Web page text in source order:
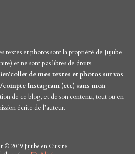
textes et photos sont la propriété de Jujube
etne sont pas libres de droits.
coller de mes textes et photos sur vos
Instagram (etc) sans mon
de ce blog, et de son contenu, tout ou en
écrite de l’auteur.
© 2019 Jujube en Cuisine